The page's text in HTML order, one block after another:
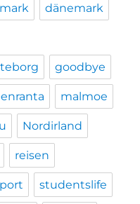
dänemark
goodbye
malmoe
Nordirland
reisen
studentslife